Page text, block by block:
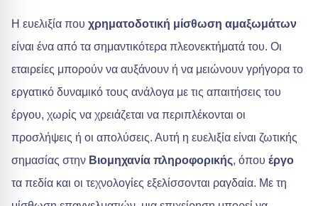
Η ευελιξία που χρηματοδοτική μίσθωση αμαξωμάτων
είναι ένα από τα σημαντικότερα πλεονεκτήματά του. Οι
εταιρείες μπορούν να αυξάνουν ή να μειώνουν γρήγορα το
εργατικό δυναμικό τους ανάλογα με τις απαιτήσεις του
έργου, χωρίς να χρειάζεται να περιπλέκονται οι
προσλήψεις ή οι απολύσεις. Αυτή η ευελιξία είναι ζωτικής
σημασίας στην Βιομηχανία πληροφορικής, όπου έργο
τα πεδία και οι τεχνολογίες εξελίσσονται ραγδαία. Με τη